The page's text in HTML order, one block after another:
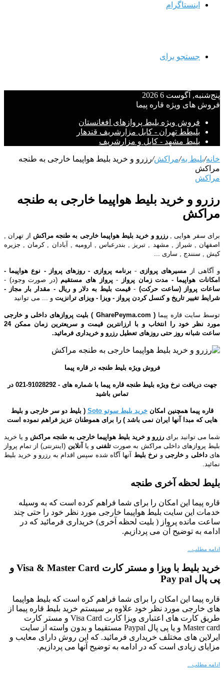
اینستاگرام
جستجو برای
پنج‌شنبه, آگوست 6 2026
فروش های ویژه قاره پیما
فروش ویژه بلیط پروازهای افغانستان
بلیطط تهران - کابل مزارشریف قندهار
بلیط مشهد - کابل و مزارشریف
خانه/بلیط به/مراکش/رزرو و خرید بلیط هواپیما خارجی به طنجه
مراکش
مراکش
رزرو و خرید بلیط هواپیما خارجی به طنجه
مراکش
برای سفر هوایی ,رزرو و خرید بلیط هواپیما خارجی به طنجه مراکش از تهران ,
اصفهان , شیراز , مشهد , تبریز , بندرعباس , ارومیه , آبادان , کرمان , جزیره
کیش , سنندج , ساری ...
و آگاهی از مسیرهای پروازی- برنامه پروازی - روزهای پرواز - نوع هواپیما -
امکانات هواپیما - مدت زمان پرواز
- پرواز های مستقیم (در صورت وجود) -
ساعات پرواز (ساعت حرکت) -قیمت بلیط به دلار و ریال - مقدار بار مجاز -
شرایط تغییر تاریخ و کنسل کردن پرواز - ویزا - ویزای ترانزیت و ... می توانید
توسط سایت قاره پیما( GharePeyma.com ) بلیت پروازهای داخلیو خارجی
مورد نظر خود را انتخاب و با
ارزانترین قیمت
و سریعترین زمان ممکن 24
ساعت شبانه روز حتی روزهای تعطیل رزرو و خریداری فرمائید.
فروش ویژه بلیط طنجه در قاره پیما
جهت دریافت نرخ ویژه بلیط طنجه قاره پیما با شماره های - 91028292-021 در
تماس باشید
قاره پیما همچنین امکانخرید بلیط سوتو Soto
( بلیط دو سر خارجی و بلیط
هایی که مبدا آنها ایران نمی باشد ) را برای هموطنان عزیز فراهم نموده است
شما می توانید برای رزرو و خرید بلیط هواپیما خارجی به طنجه مراکش و یا خرید
بلیط پروازهای داخلی مراکش به صورت تلفنیو یا آنلاین (اینترنتی)از تمام پرواز
هایداخلی وخارجی و نرخ بلیط آنها آگاه شده سپس اقدام به رزرو و خرید بلیط
نمائید.
بلیط لحظه آخری طنجه
قاره پیما این امکان را برای شما فراهم کرده است که به وسیله
خدمات این سایت بلیط هواپیما خارجی مورد نظر خود را حتی چند
ساعت مانده پرواز ( بلیت لحظه آخری) خریداری فرمائید که در
ادامه به توضیح آن می پردازیم.
ادامه مطلب...
خرید بلیط با ویزا و مستر کارت Visa & Master Card و
پی پال Pay pal
قاره پیما این امکان را برای شما فراهم کره است که بلیط هواپیما
های خارجی مورد نظر خود علاوه بر سیستم خرید بلیط قاره پیما از
طریق کارت های اعتباری ویزا کارت Visa Card و مستر کارت
Master card و یا پی پال Paypal مستقیما و بدون واسته از سایت
ایرلاین های مختلف خریداری فرمائید. که این روش دارای معایب و
مزایای زیادی است که در ادامه به توضیح آنها می پردازیم.
ادامه مطلب...